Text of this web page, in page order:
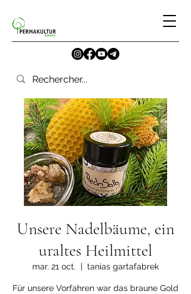
Unsere Nadelbäume, ein
uraltes Heilmittel
mar. 21 oct.
  |
tanias gartafabrek
Für unsere Vorfahren war das braune Gold